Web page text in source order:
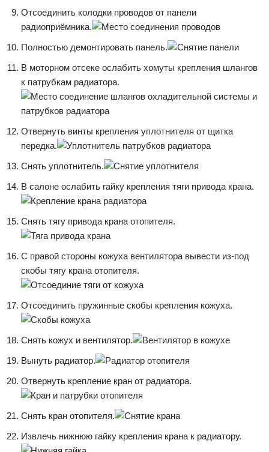
Отсоединить колодки проводов от панели
радиоприёмника.
Полностью демонтировать панель.
В моторном отсеке ослабить хомуты крепления шлангов
к патрубкам радиатора.
Отвернуть винты крепления уплотнителя от щитка
передка.
Снять уплотнитель.
В салоне ослабить гайку крепления тяги привода крана.
Снять тягу привода крана отопителя.
C правой стороны кожуха вентилятора вывести из-под
скобы тягу крана отопителя.
Отсоединить пружинные скобы крепления кожуха.
Снять кожух и вентилятор.
Вынуть радиатор.
Отвернуть крепление кран от радиатора.
Снять кран отопителя.
Извлечь нижнюю гайку крепления крана к радиатору.